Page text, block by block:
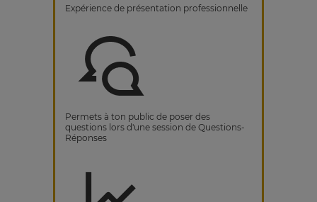
Expérience de présentation professionnelle
Permets à ton public de poser des
questions lors d'une session de Questions-
Réponses